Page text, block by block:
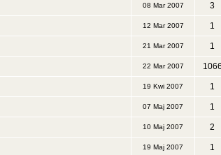
08 Mar 2007 3
12 Mar 2007 1
21 Mar 2007 1
22 Mar 2007 1066
19 Kwi 2007 1
07 Maj 2007 1
10 Maj 2007 2
19 Maj 2007 1